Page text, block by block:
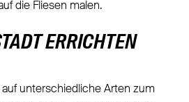
die Fliesen malen.
ERRICHTEN
unterschiedliche Arten zum